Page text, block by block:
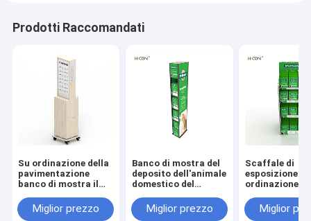
Prodotti Raccomandati
Su ordinazione della
pavimentazione
banco di mostra il
girante dei gioielli
per vendita al
Miglior prezzo
Banco di mostra del
deposito dell'animale
domestico del
pavimento con il
supporto di
Miglior prezzo
Scaffale di
esposizione su
ordinazione
del metallo
indipendente
Miglior